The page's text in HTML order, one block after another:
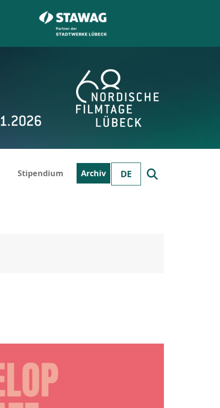
DE
Stipendium Archiv